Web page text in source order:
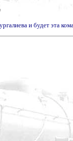
и будет эта